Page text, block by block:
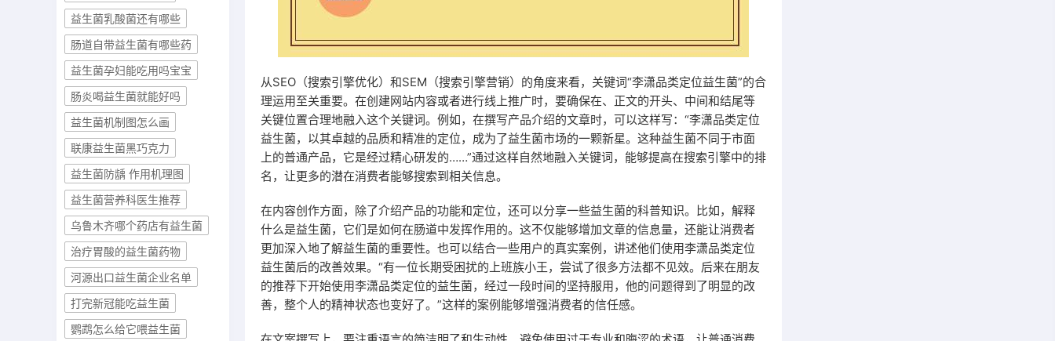
益生菌乳酸菌还有哪些
肠道自带益生菌有哪些药
益生菌孕妇能吃用吗宝宝
肠炎喝益生菌就能好吗
益生菌机制图怎么画
联康益生菌黑巧克力
益生菌防龋 作用机理图
益生菌营养科医生推荐
乌鲁木齐哪个药店有益生菌
治疗胃酸的益生菌药物
河源出口益生菌企业名单
打完新冠能吃益生菌
鹦鹉怎么给它喂益生菌
从SEO（搜索引擎优化）和SEM（搜索引擎营销）的角度来看，关键词“李潇品类定位益生菌”的合
理运用至关重要。在创建网站内容或者进行线上推广时，要确保在、正文的开头、中间和结尾等
关键位置合理地融入这个关键词。例如，在撰写产品介绍的文章时，可以这样写：“李潇品类定位
益生菌，以其卓越的品质和精准的定位，成为了益生菌市场的一颗新星。这种益生菌不同于市面
上的普通产品，它是经过精心研发的……”通过这样自然地融入关键词，能够提高在搜索引擎中的排
名，让更多的潜在消费者能够搜索到相关信息。
在内容创作方面，除了介绍产品的功能和定位，还可以分享一些益生菌的科普知识。比如，解释
什么是益生菌，它们是如何在肠道中发挥作用的。这不仅能够增加文章的信息量，还能让消费者
更加深入地了解益生菌的重要性。也可以结合一些用户的真实案例，讲述他们使用李潇品类定位
益生菌后的改善效果。“有一位长期受困扰的上班族小王，尝试了很多方法都不见效。后来在朋友
的推荐下开始使用李潇品类定位的益生菌，经过一段时间的坚持服用，他的问题得到了明显的改
善，整个人的精神状态也变好了。”这样的案例能够增强消费者的信任感。